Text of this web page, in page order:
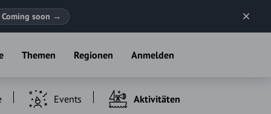
Coming soon →
Themen Regionen Anmelden
Events Aktivitäten